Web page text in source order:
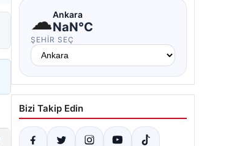
☁Ankara
NaN°C
ŞEHIR SEÇ
Bizi Takip Edin